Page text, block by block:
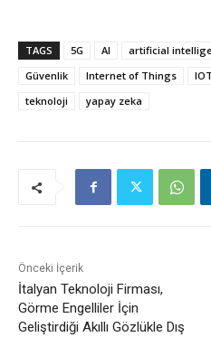
TAGS 5G AI artificial
Güvenlik
Internet of Things IOT
teknoloji
yapay zeka
Önceki İçerik
İtalyan Teknoloji Firması,
Görme Engelliler İçin
Geliştirdiği Akıllı Gözlükle Dış